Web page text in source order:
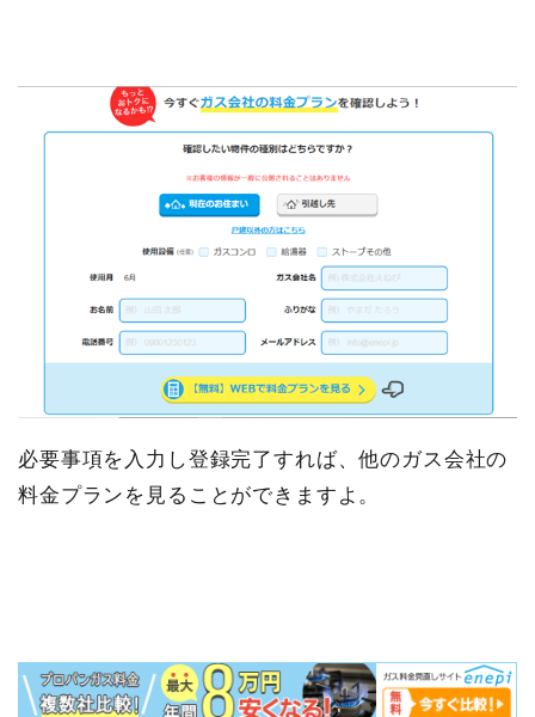
必要事項を入力し登録完了すれば、他のガス会社の
料金プランを見ることができますよ。